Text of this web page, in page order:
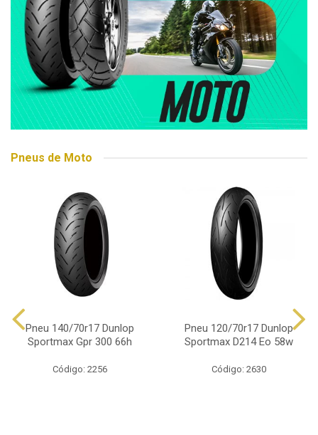
Pneus de Moto
Pneu 140/70r17 Dunlop
Sportmax Gpr 300 66h
Código: 2256
Pneu 120/70r17 Dunlop
Sportmax D214 Eo 58w
Código: 2630